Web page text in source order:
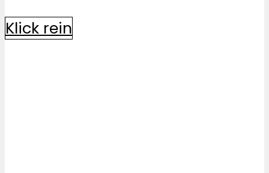
Klick rein